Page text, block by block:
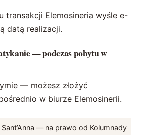
transakcji Elemosineria wyśle e-
datą realizacji.
— podczas pobytu w
— możesz złożyć
w biurze Elemosinerii.
Sant’Anna — na prawo od Kolumnady